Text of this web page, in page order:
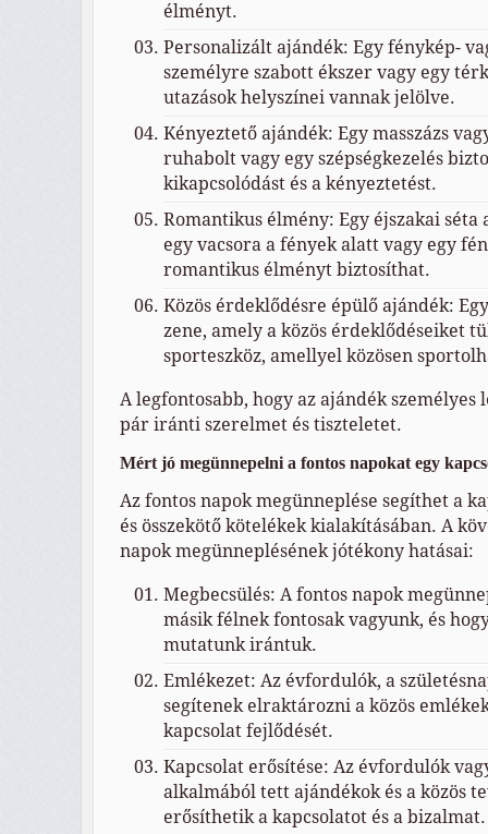
élményt.
Personalizált ajándék: Egy fénykép-
személyre szabott ékszer vagy egy
utazások helyszínei vannak jelölve.
Kényeztető ajándék: Egy masszázs
ruhabolt vagy egy szépségkezelés
kikapcsolódást és a kényeztetést.
Romantikus élmény: Egy éjszakai séta
egy vacsora a fények alatt vagy egy
romantikus élményt biztosíthat.
Közös érdeklődésre épülő ajándék:
zene, amely a közös érdeklődéseiket
sporteszköz, amellyel közösen
A legfontosabb, hogy az ajándék személyes
pár iránti szerelmet és tiszteletet.
Mért jó megünnepelni a fontos napokat egy
Az fontos napok megünneplése segíthet a
és összekötő kötelékek kialakításában. A
napok megünneplésének jótékony hatásai:
Megbecsülés: A fontos napok
másik félnek fontosak vagyunk, és
mutatunk irántuk.
Emlékezet: Az évfordulók, a
segítenek elraktározni a közös
kapcsolat fejlődését.
Kapcsolat erősítése: Az évfordulók
alkalmából tett ajándékok és a közös
erősíthetik a kapcsolatot és a bizalmat.